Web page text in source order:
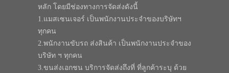
หลัก โดยมีช่องทางการจัดส่งดังนี้
1.แมสเซนเจอร์ เป็นพนักงานประจำของบริษัทฯ
ทุกคน
2.พนักงานขับรถ ส่งสินค้า เป็นพนักงานประจำของ
บริษัท ฯ ทุกคน
3.ขนส่งเอกชน บริการจัดส่งถึงที่ ที่ลูกค้าระบุ ด้วย